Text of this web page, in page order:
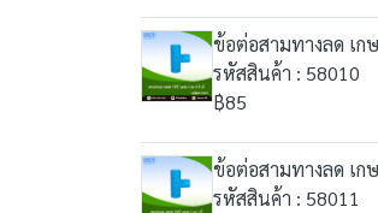
ข้อต่อสามทางลด เก
รหัสสินค้า : 58010
฿85
ข้อต่อสามทางลด เก
รหัสสินค้า : 58011